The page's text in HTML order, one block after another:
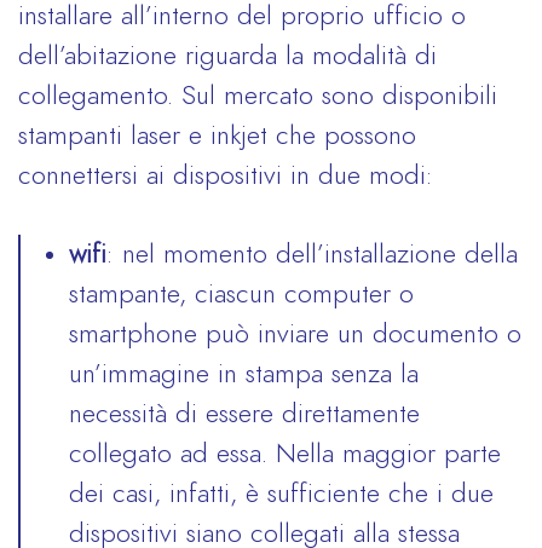
installare all’interno del proprio ufficio o
dell’abitazione riguarda la modalità di
collegamento. Sul mercato sono disponibili
stampanti laser e inkjet che possono
connettersi ai dispositivi in due modi:
wifi: nel momento dell’installazione della
stampante, ciascun computer o
smartphone può inviare un documento o
un’immagine in stampa senza la
necessità di essere direttamente
collegato ad essa. Nella maggior parte
dei casi, infatti, è sufficiente che i due
dispositivi siano collegati alla stessa